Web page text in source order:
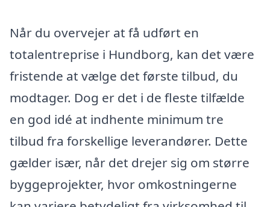
Når du overvejer at få udført en
totalentreprise i Hundborg, kan det være
fristende at vælge det første tilbud, du
modtager. Dog er det i de fleste tilfælde
en god idé at indhente minimum tre
tilbud fra forskellige leverandører. Dette
gælder især, når det drejer sig om større
byggeprojekter, hvor omkostningerne